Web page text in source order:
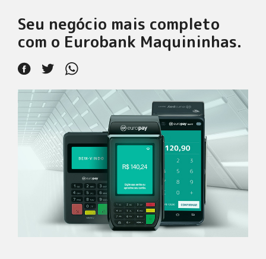
Seu negócio mais completo
com o Eurobank Maquininhas.